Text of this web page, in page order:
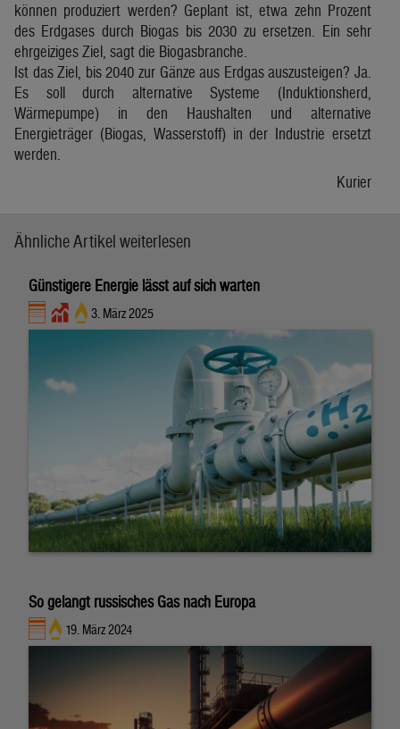
können produziert werden? Geplant ist, etwa zehn Prozent
des Erdgases durch Biogas bis 2030 zu ersetzen. Ein sehr
ehrgeiziges Ziel, sagt die Biogasbranche.
Ist das Ziel, bis 2040 zur Gänze aus Erdgas auszusteigen? Ja.
Es soll durch alternative Systeme (Induktionsherd,
Wärmepumpe) in den Haushalten und alternative
Energieträger (Biogas, Wasserstoff) in der Industrie ersetzt
werden.
Kurier
Ähnliche Artikel weiterlesen
Günstigere Energie lässt auf sich warten
3. März 2025
So gelangt russisches Gas nach Europa
19. März 2024